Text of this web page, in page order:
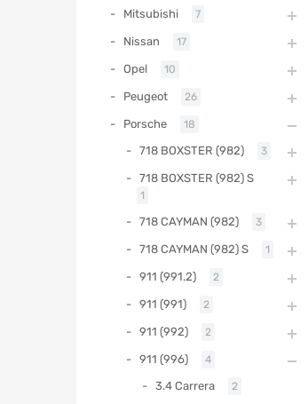
Mitsubishi 7
Nissan 17
Opel 10
Peugeot 26
Porsche 18
718 BOXSTER (982) 3
718 BOXSTER (982) S
1
718 CAYMAN (982) 3
718 CAYMAN (982) S 1
911 (991.2) 2
911 (991) 2
911 (992) 2
911 (996) 4
3.4 Carrera 2